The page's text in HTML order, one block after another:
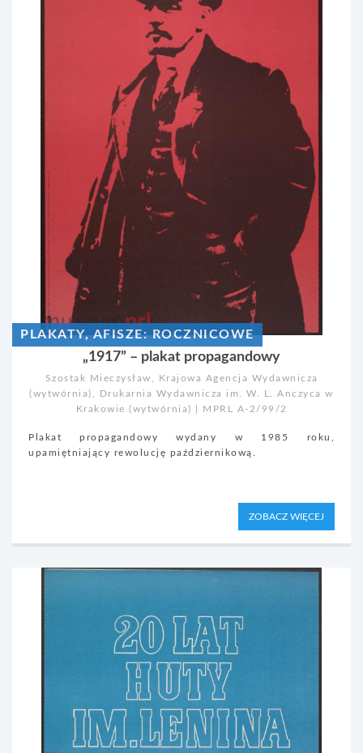
PLAKATY, AFISZE: ROCZNICOWE
„1917” – plakat propagandowy
Szostak Mieczysław, Krajowa Agencja Wydawnicza
(wytwórnia), Drukarnia Wydawnicza im. W. L. Anczyca w
Krakowie (wytwórnia) | MPRL A-2/99/2
Plakat propagandowy wydany w 1985 roku,
upamiętniający rewolucję październikową.
ZOBACZ WIĘCEJ